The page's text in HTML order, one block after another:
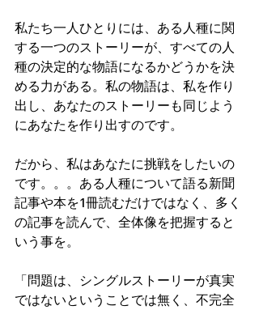
私たち一人ひとりには、ある人種に関
する一つのストーリーが、すべての人
種の決定的な物語になるかどうかを決
める力がある。私の物語は、私を作り
出し、あなたのストーリーも同じよう
にあなたを作り出すのです。
だから、私はあなたに挑戦をしたいの
です。。。ある人種について語る新聞
記事や本を1冊読むだけではなく、多く
の記事を読んで、全体像を把握すると
いう事を。
「問題は、シングルストーリーが真実
ではないということでは無く、不完全